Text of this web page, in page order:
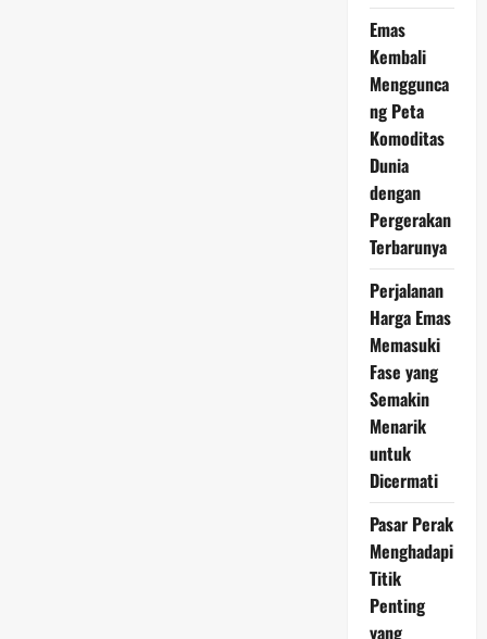
Emas
Kembali
Menggunca
ng Peta
Komoditas
Dunia
dengan
Pergerakan
Terbarunya
Perjalanan
Harga Emas
Memasuki
Fase yang
Semakin
Menarik
untuk
Dicermati
Pasar Perak
Menghadapi
Titik
Penting
yang